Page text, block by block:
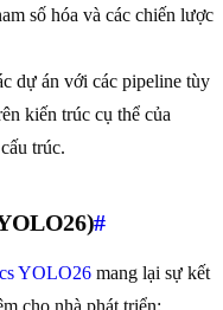
số hóa và các chiến lược
dự án với các pipeline tùy
kiến trúc cụ thể của
trúc.
#
YOLO26 mang lại sự kết
cho nhà phát triển: